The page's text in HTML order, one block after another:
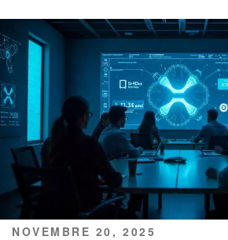
PUBLIÉ
NOVEMBRE 20, 2025